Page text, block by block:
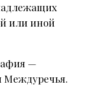
или иной
—
Междуречья.